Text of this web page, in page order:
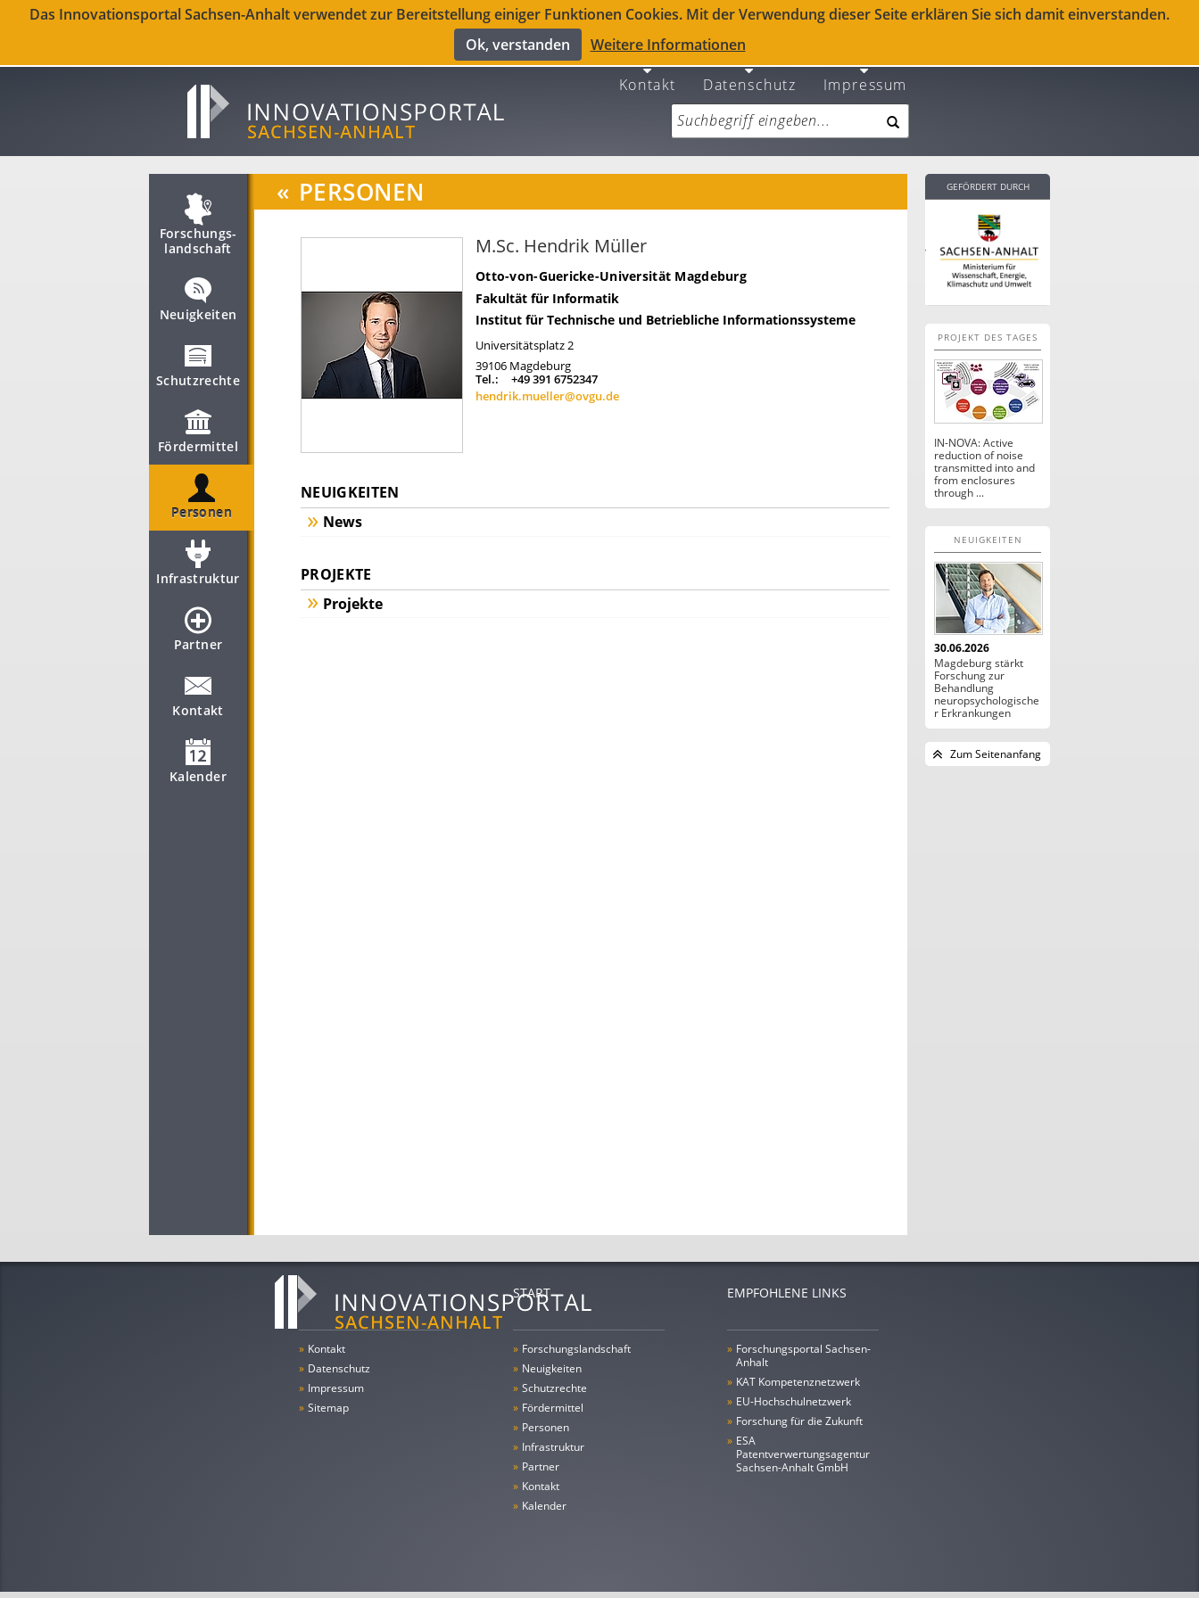
Das Innovationsportal Sachsen-Anhalt verwendet zur Bereitstellung einiger Funktionen Cookies. Mit der Verwendung dieser Seite erklären Sie sich damit einverstanden.
Ok, verstanden
Weitere Informationen
Kontakt Datenschutz Impressum
Forschungs­
landschaft
Neuigkeiten
Schutzrechte
Fördermittel
Personen
Infrastruktur
Partner
Kontakt
Kalender
« PERSONEN
M.Sc. Hendrik Müller
Otto-von-Guericke-Universität Magdeburg
Fakultät für Informatik
Institut für Technische und Betriebliche Informationssysteme
Universitätsplatz 2
39106 Magdeburg
Tel.:
+49 391 6752347
hendrik.mueller@ovgu.de
NEUIGKEITEN
News
PROJEKTE
Projekte
GEFÖRDERT DURCH
PROJEKT DES TAGES
IN-NOVA: Active
reduction of noise
transmitted into and
from enclosures
through ...
NEUIGKEITEN
30.06.2026
Magdeburg stärkt
Forschung zur
Behandlung
neuropsychologische
r Erkrankungen
Zum Seitenanfang
» Kontakt
» Datenschutz
» Impressum
» Sitemap
START
» Forschungs­landschaft
» Neuigkeiten
» Schutzrechte
» Fördermittel
» Personen
» Infrastruktur
» Partner
» Kontakt
» Kalender
EMPFOHLENE LINKS
» Forschungsportal Sachsen-
Anhalt
» KAT Kompetenznetzwerk
» EU-Hochschulnetzwerk
» Forschung für die Zukunft
» ESA
Patentverwertungsagentur
Sachsen-Anhalt GmbH